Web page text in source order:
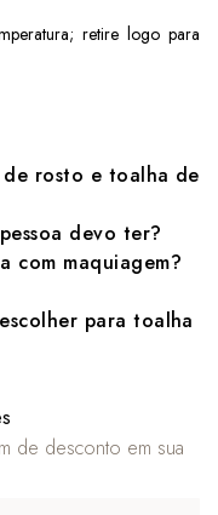
retire logo para
rosto e toalha de
devo ter?
com maquiagem?
para toalha
de desconto em sua